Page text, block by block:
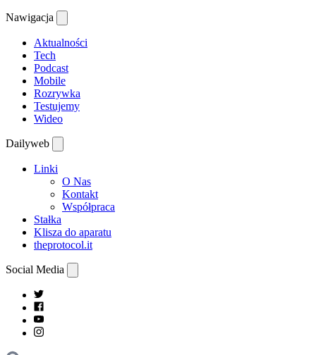
Nawigacja
Aktualności
Tech
Podcast
Mobile
Rozrywka
Testujemy
Wideo
Dailyweb
Linki
O Nas
Kontakt
Współpraca
Stałka
Klisza do aparatu
theprotocol.it
Social Media